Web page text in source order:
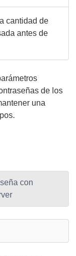
cantidad de
antes de
de los
una
con